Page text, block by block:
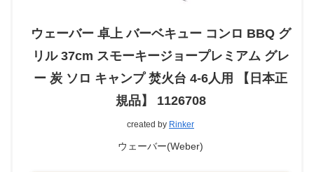
ウェーバー 卓上 バーベキュー コンロ BBQ グ
リル 37cm スモーキージョープレミアム グレ
ー 炭 ソロ キャンプ 焚火台 4-6人用 【日本正
規品】 1126708
created by Rinker
ウェーバー(Weber)